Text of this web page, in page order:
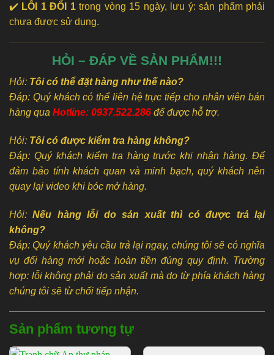
✔️ LỖI 1 ĐỔI 1trong vòng 15 ngày, lưu ý: sản phẩm phải
chưa được sử dụng.
HỎI – ĐÁP VỀ SẢN PHẨM!!!
Hỏi: Tôi có thể đặt hàng như thế nào?
Đáp: Quý khách có thể liên hệ trực tiếp cho nhân viên bán
hàng qua Hotline: 0937.522.286 để được hỗ trợ.
Hỏi: Tôi có được kiểm tra hàng không?
Đáp: Quý khách kiểm tra hàng trước khi nhận hàng. Để
đảm bảo tính khách quan và minh bạch, quý khách nên
quay lại video khi bóc mở hàng.
Hỏi:Nếu hàng lỗi do sản xuất thì có được trả lại
không?
Đáp: Quý khách yêu cầu trả lại ngay, chúng tôi sẽ có nghĩa
vụ đổi hàng mới hoặc hoàn tiền đúng quy định. Trường
hợp: lỗi không phải do sản xuất mà do từ phía khách hàng
chúng tôi sẽ từ chối tiếp nhận.
Sản phẩm tương tự